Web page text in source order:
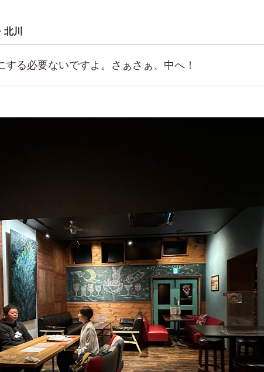
川
する必要ないですよ。さぁさぁ、中へ！